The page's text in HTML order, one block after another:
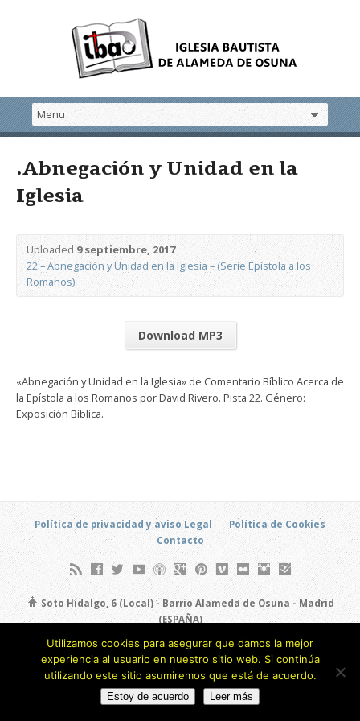
.Abnegación y Unidad en la
Iglesia
Uploaded9 septiembre, 2017
22 – Abnegación y Unidad en la Iglesia – (Serie Epístola a los
Romanos)
Download MP3
«Abnegación y Unidad en la Iglesia» de Comentario Bíblico Acerca de
la Epístola a los Romanos por David Rivero. Pista 22. Género:
Exposición Bíblica.
Política de privacidad y aviso Legal
Política de Cookies
Contacto
Soto Hidalgo, 6 (Local) - Barrio Alameda de Osuna - Madrid
(ESPAÑA)
Copyright © 2026
Utilizamos cookies para asegurar que damos la mejor
experiencia al usuario en nuestro sitio web. Si continúa
utilizando este sitio asumiremos que está de acuerdo.
Estoy de acuerdo Leer más